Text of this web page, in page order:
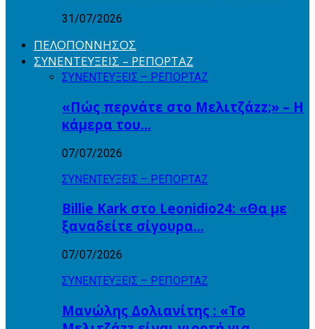
31/07/2026
ΠΕΛΟΠΟΝΝΗΣΟΣ
ΣΥΝΕΝΤΕΥΞΕΙΣ – ΡΕΠΟΡΤΑΖ
ΣΥΝΕΝΤΕΥΞΕΙΣ – ΡΕΠΟΡΤΑΖ
«Πώς περνάτε στο Μελιτζάzz;» – Η
κάμερα του…
07/07/2026
ΣΥΝΕΝΤΕΥΞΕΙΣ – ΡΕΠΟΡΤΑΖ
Billie Kark στο Leonidio24: «Θα με
ξαναδείτε σίγουρα…
07/07/2026
ΣΥΝΕΝΤΕΥΞΕΙΣ – ΡΕΠΟΡΤΑΖ
Μανώλης Δολιανίτης : «Το